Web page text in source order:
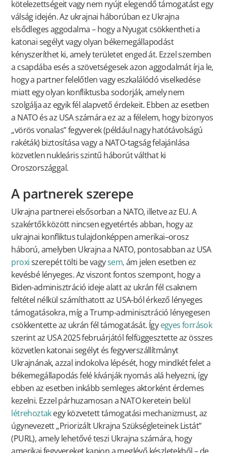
kötelezettségeit vagy nem nyújt elegendő támogatást egy
válság idején. Az ukrajnai háborúban ez Ukrajna
elsődleges aggodalma – hogy a Nyugat csökkentheti a
katonai segélyt vagy olyan békemegállapodást
kényszeríthet ki, amely területet enged át. Ezzel szemben
a csapdába esés a szövetségesek azon aggodalmát írja le,
hogy a partner felelőtlen vagy eszkalálódó viselkedése
miatt egy olyan konfliktusba sodorják, amely nem
szolgálja az egyik fél alapvető érdekeit. Ebben az esetben
a NATO és az USA számára ez az a félelem, hogy bizonyos
„vörös vonalas” fegyverek (például nagy hatótávolságú
rakéták) biztosítása vagy a NATO-tagság felajánlása
közvetlen nukleáris szintű háborút válthat ki
Oroszországgal.
A partnerek szerepe
Ukrajna partnerei elsősorban a NATO, illetve az EU. A
szakértők között nincsen egyetértés abban, hogy az
ukrajnai konfliktus tulajdonképpen amerikai–orosz
háború, amelyben Ukrajna a NATO, pontosabban az USA
proxiszerepét tölti be vagysem,ám jelen esetben ez
kevésbé lényeges. Az viszont fontos szempont, hogy a
Biden-adminisztráció ideje alatt az ukrán fél csaknem
feltétel nélkül számíthatott az USA-ból érkező lényeges
támogatásokra, míg a Trump-adminisztráció lényegesen
csökkentette az ukrán fél támogatását. Ígyegyes források
szerint az USA 2025 februárjától felfüggesztette az összes
közvetlen katonai segélyt és fegyverszállítmányt
Ukrajnának, azzal indokolva lépését, hogy mindkét felet a
békemegállapodás felé kívánják nyomás alá helyezni, így
ebben az esetben inkább semleges aktorként érdemes
kezelni. Ezzel párhuzamosan a NATO keretein belül
létrehoztakegy közvetett támogatási mechanizmust, az
úgynevezett „Priorizált Ukrajna Szükségleteinek Listát”
(PURL), amely lehetővé teszi Ukrajna számára, hogy